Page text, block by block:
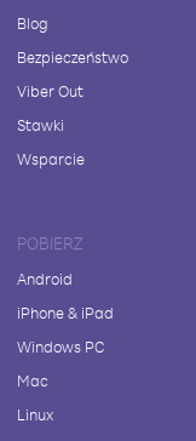
Blog
Bezpieczeństwo
Viber Out
Stawki
Wsparcie
POBIERZ
Android
iPhone & iPad
Windows PC
Mac
Linux